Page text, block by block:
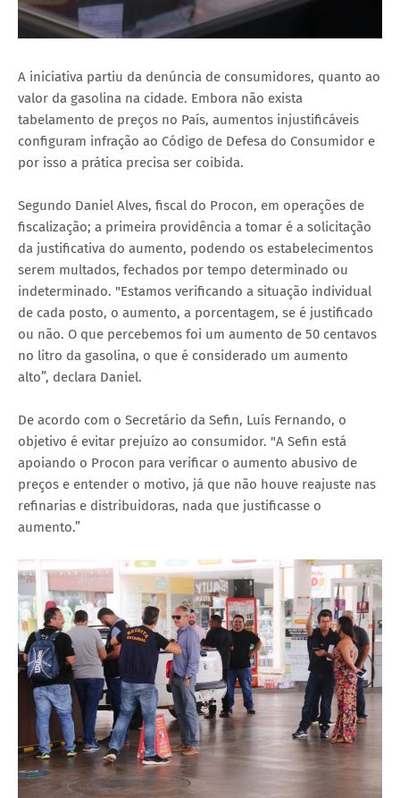
A iniciativa partiu da denúncia de consumidores, quanto ao
valor da gasolina na cidade. Embora não exista
tabelamento de preços no País, aumentos injustificáveis
configuram infração ao Código de Defesa do Consumidor e
por isso a prática precisa ser coibida.
Segundo Daniel Alves, fiscal do Procon, em operações de
fiscalização; a primeira providência a tomar é a solicitação
da justificativa do aumento, podendo os estabelecimentos
serem multados, fechados por tempo determinado ou
indeterminado. "Estamos verificando a situação individual
de cada posto, o aumento, a porcentagem, se é justificado
ou não. O que percebemos foi um aumento de 50 centavos
no litro da gasolina, o que é considerado um aumento
alto”, declara Daniel.
De acordo com o Secretário da Sefin, Luís Fernando, o
objetivo é evitar prejuízo ao consumidor. "A Sefin está
apoiando o Procon para verificar o aumento abusivo de
preços e entender o motivo, já que não houve reajuste nas
refinarias e distribuidoras, nada que justificasse o
aumento.”